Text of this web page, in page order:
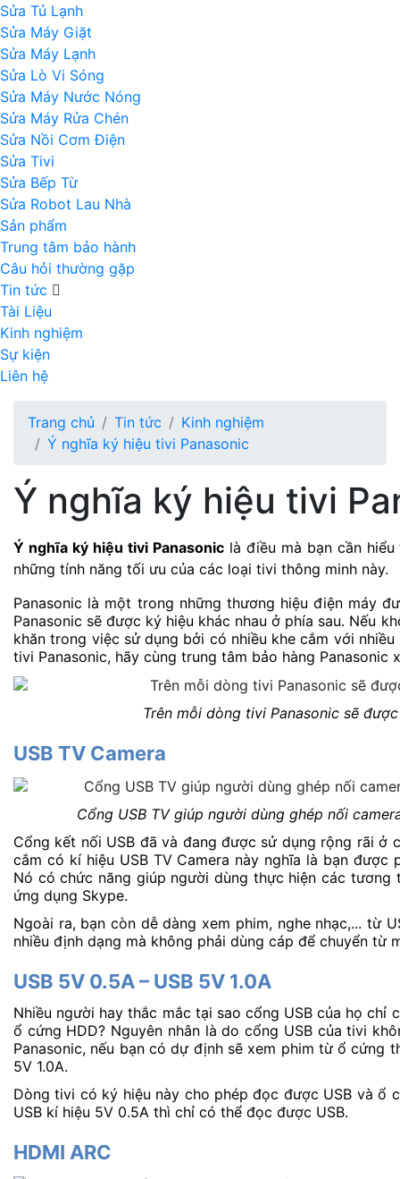
Sửa Tủ Lạnh
Sửa Máy Giặt
Sửa Máy Lạnh
Sửa Lò Vi Sóng
Sửa Máy Nước Nóng
Sửa Máy Rửa Chén
Sửa Nồi Cơm Điện
Sửa Tivi
Sửa Bếp Từ
Sửa Robot Lau Nhà
Sản phẩm
Trung tâm bảo hành
Câu hỏi thường gặp
Tin tức
Tài Liệu
Kinh nghiệm
Sự kiện
Liên hệ
Trang chủ Tin tức
Kinh nghiệm
Ý nghĩa ký hiệu tivi Panasonic
Ý nghĩa ký hiệu tivi
Ý nghĩa ký hiệu tivi Panasonic là điều mà bạn cần hiểu
những tính năng tối ưu của các loại tivi thông minh này.
Panasonic là một trong những thương hiệu điện máy
Panasonic sẽ được ký hiệu khác nhau ở phía sau. Nếu
khăn trong việc sử dụng bởi có nhiều khe cắm với
tivi Panasonic, hãy cùng trung tâm bảo hàng Panasonic
Trên mỗi dòng tivi Panasonic sẽ
USB TV Camera
Cổng USB TV giúp người dùng ghép nối
Cổng kết nối USB đã và đang được sử dụng rộng rãi ở
cắm có kí hiệu USB TV Camera này nghĩa là bạn
Nó có chức năng giúp người dùng thực hiện các
ứng dụng Skype.
Ngoài ra, bạn còn dễ dàng xem phim, nghe nhạc,... từ
nhiều định dạng mà không phải dùng cáp để chuyển từ
USB 5V 0.5A – USB 5V 1.0A
Nhiều người hay thắc mắc tại sao cổng USB của họ
ổ cứng HDD? Nguyên nhân là do cổng USB của tivi
Panasonic, nếu bạn có dự định sẽ xem phim từ ổ cứng
5V 1.0A.
Dòng tivi có ký hiệu này cho phép đọc được USB và
USB kí hiệu 5V 0.5A thì chỉ có thể đọc được USB.
HDMI ARC